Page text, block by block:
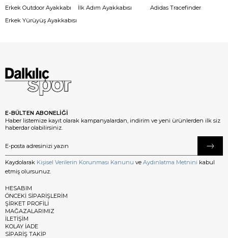
Erkek Outdoor Ayakkabı
Erkek Yürüyüş Ayakkabısı
İlk Adım Ayakkabısı
Adidas Tracefinder
E-BÜLTEN ABONELİĞİ
Haber listemize kayıt olarak kampanyalardan, indirim ve yeni ürünlerden ilk siz
haberdar olabilirsiniz.
Kaydolarak Kişisel Verilerin Korunması Kanunu ve Aydınlatma Metnini kabul
etmiş olursunuz.
HESABIM
ÖNCEKİ SİPARİŞLERİM
ŞİRKET PROFİLİ
MAĞAZALARIMIZ
İLETİŞİM
KOLAY İADE
SİPARİŞ TAKİP